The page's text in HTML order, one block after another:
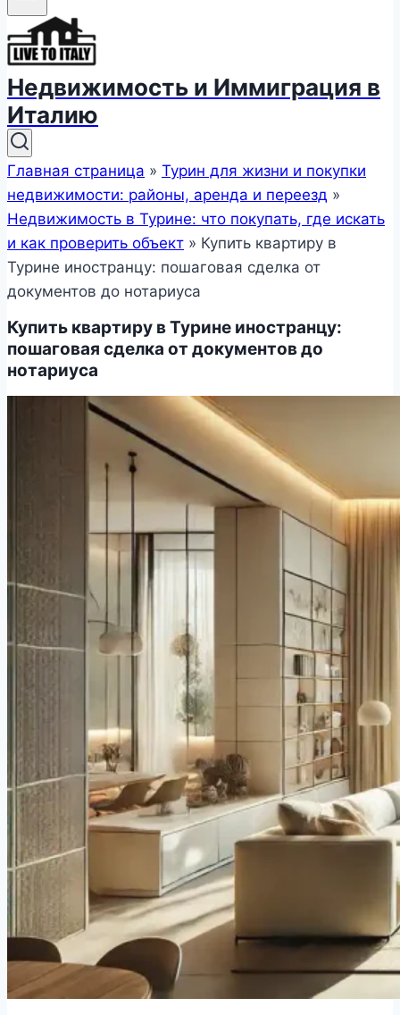
Недвижимость и Иммиграция в
Италию
Главная страница » Турин для жизни и покупки
недвижимости: районы, аренда и переезд »
Недвижимость в Турине: что покупать, где искать
и как проверить объект » Купить квартиру в
Турине иностранцу: пошаговая сделка от
документов до нотариуса
Купить квартиру в Турине иностранцу:
пошаговая сделка от документов до
нотариуса